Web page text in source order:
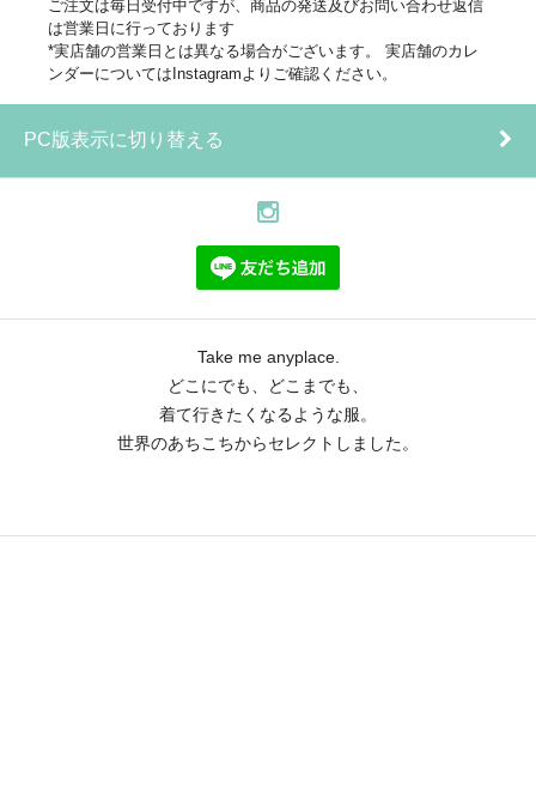
ご注文は毎日受付中ですが、商品の発送及びお問い合わせ返信
は営業日に行っております
*実店舗の営業日とは異なる場合がございます。 実店舗のカレ
ンダーについてはInstagramよりご確認ください。
PC版表示に切り替える
Take me anyplace.
どこにでも、どこまでも、
着て行きたくなるような服。
世界のあちこちからセレクトしました。